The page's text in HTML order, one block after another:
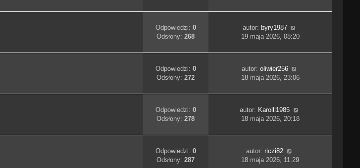
Odpowiedzi: 0
Odsłony:268
autor: byry1987
19 maja 2026, 08:20
Odpowiedzi: 0
Odsłony:272
autor: oliwier256
18 maja 2026, 23:06
Odpowiedzi: 0
Odsłony:278
autor: Karolll1985
18 maja 2026, 20:18
Odpowiedzi: 0
Odsłony:287
autor:riczi82
18 maja 2026, 11:29